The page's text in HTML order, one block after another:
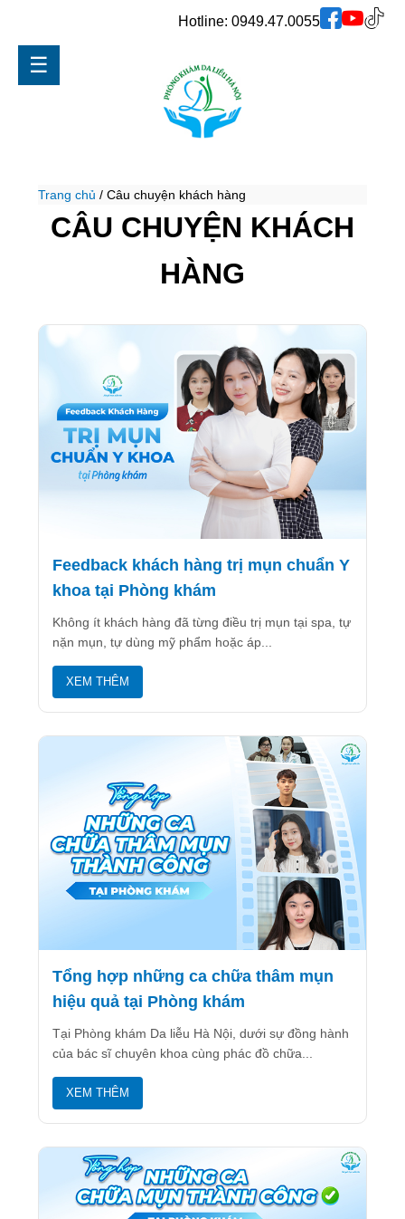
Hotline: 0949.47.0055
☰
Trang chủ /Câu chuyện khách hàng
CÂU CHUYỆN KHÁCH
HÀNG
Feedback khách hàng trị mụn chuẩn Y
khoa tại Phòng khám
Không ít khách hàng đã từng điều trị mụn tại spa, tự
nặn mụn, tự dùng mỹ phẩm hoặc áp...
XEM THÊM
Tổng hợp những ca chữa thâm mụn
hiệu quả tại Phòng khám
Tại Phòng khám Da liễu Hà Nội, dưới sự đồng hành
của bác sĩ chuyên khoa cùng phác đồ chữa...
XEM THÊM